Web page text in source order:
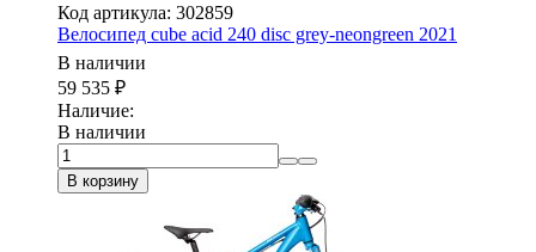
Код артикула: 302859
Велосипед cube acid 240 disc grey-neongreen 2021
В наличии
59 535 ₽
Наличие:
В наличии
В корзину